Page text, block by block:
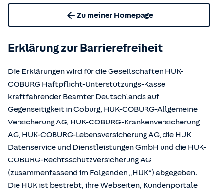
Zu meiner Homepage
Erklärung zur Barrierefreiheit
Die Erklärungen wird für die Gesellschaften HUK-
COBURG Haftpflicht-Unterstützungs-Kasse
kraftfahrender Beamter Deutschlands auf
Gegenseitigkeit in Coburg, HUK-COBURG-Allgemeine
Versicherung AG, HUK-COBURG-Krankenversicherung
AG, HUK-COBURG-Lebensversicherung AG, die HUK
Datenservice und Dienstleistungen GmbH und die HUK-
COBURG-Rechtsschutzversicherung AG
(zusammenfassend im Folgenden „HUK“) abgegeben.
Die HUK ist bestrebt, ihre Webseiten, Kundenportale